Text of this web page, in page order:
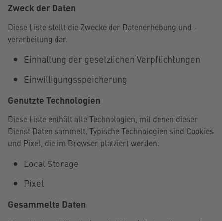
Zweck der Daten
Diese Liste stellt die Zwecke der Datenerhebung und -
verarbeitung dar.
Einhaltung der gesetzlichen Verpflichtungen
Einwilligungsspeicherung
Genutzte Technologien
Diese Liste enthält alle Technologien, mit denen dieser
Dienst Daten sammelt. Typische Technologien sind Cookies
und Pixel, die im Browser platziert werden.
Local Storage
Pixel
Gesammelte Daten